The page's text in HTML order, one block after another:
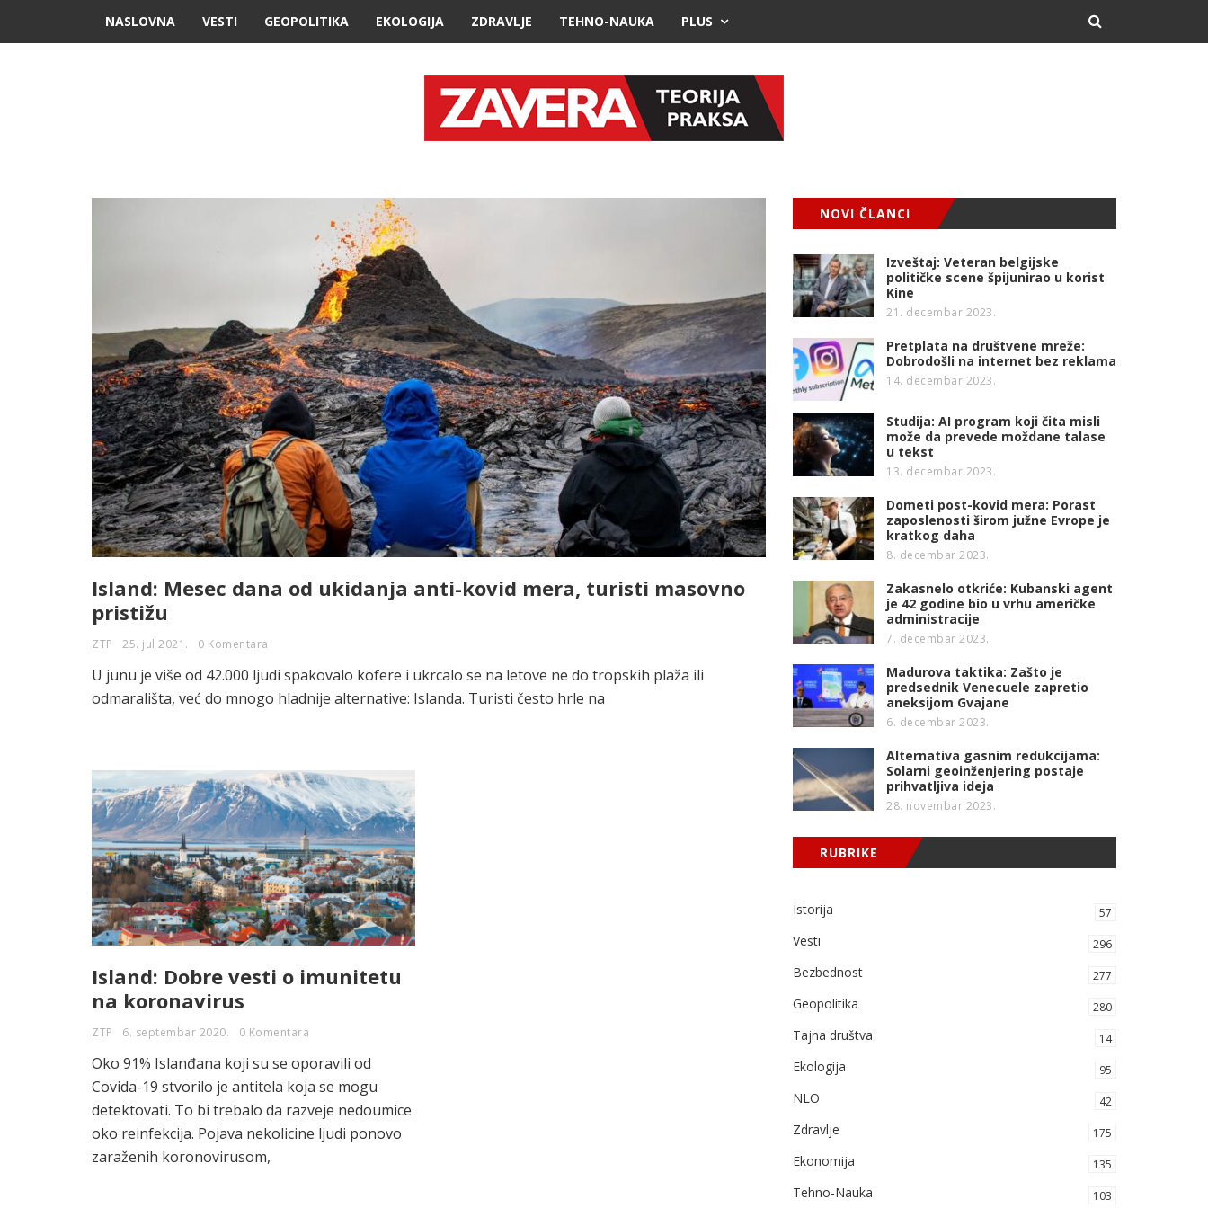
NASLOVNA VESTI GEOPOLITIKA EKOLOGIJA ZDRAVLJE TEHNO-NAUKA PLUS
Island: Mesec dana od ukidanja anti-kovid mera, turisti masovno
pristižu
ZTP 25. jul 2021. 0 Komentara
U junu je više od 42.000 ljudi spakovalo kofere i ukrcalo se na letove ne do tropskih plaža ili
odmarališta, već do mnogo hladnije alternative: Islanda. Turisti često hrle na
Island: Dobre vesti o imunitetu
na koronavirus
ZTP 6. septembar 2020. 0 Komentara
Oko 91% Islanđana koji su se oporavili od
Covida-19 stvorilo je antitela koja se mogu
detektovati. To bi trebalo da razveje nedoumice
oko reinfekcija. Pojava nekolicine ljudi ponovo
zaraženih koronovirusom,
NOVI ČLANCI
Izveštaj: Veteran belgijske
političke scene špijunirao u korist
Kine
21. decembar 2023.
Pretplata na društvene mreže:
Dobrodošli na internet bez reklama
14. decembar 2023.
Studija: AI program koji čita misli
može da prevede moždane talase
u tekst
13. decembar 2023.
Dometi post-kovid mera: Porast
zaposlenosti širom južne Evrope je
kratkog daha
8. decembar 2023.
Zakasnelo otkriće: Kubanski agent
je 42 godine bio u vrhu američke
administracije
7. decembar 2023.
Madurova taktika: Zašto je
predsednik Venecuele zapretio
aneksijom Gvajane
6. decembar 2023.
Alternativa gasnim redukcijama:
Solarni geoinženjering postaje
prihvatljiva ideja
28. novembar 2023.
RUBRIKE
Istorija 57
Vesti 296
Bezbednost 277
Geopolitika 280
Tajna društva 14
Ekologija 95
NLO 42
Zdravlje 175
Ekonomija 135
Tehno-Nauka 103